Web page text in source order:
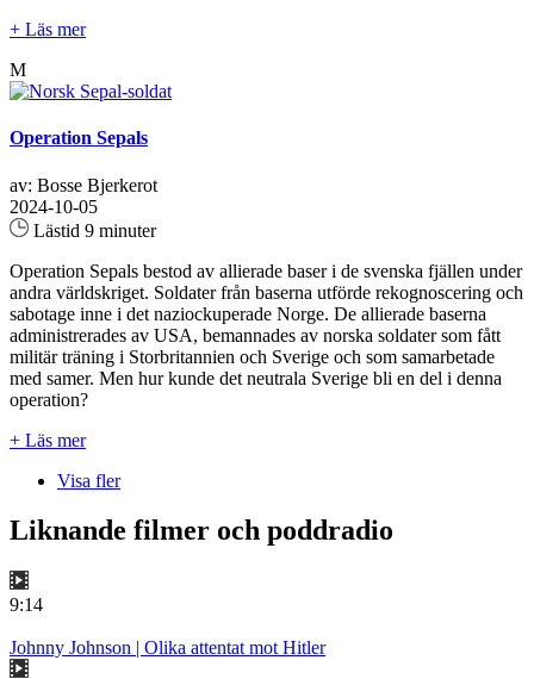
+ Läs mer
M
Operation Sepals
av: Bosse Bjerkerot
2024-10-05
Lästid 9 minuter
Operation Sepals bestod av allierade baser i de svenska fjällen under
andra världskriget. Soldater från baserna utförde rekognoscering och
sabotage inne i det naziockuperade Norge. De allierade baserna
administrerades av USA, bemannades av norska soldater som fått
militär träning i Storbritannien och Sverige och som samarbetade
med samer. Men hur kunde det neutrala Sverige bli en del i denna
operation?
+ Läs mer
Visa fler
Liknande filmer och poddradio
9:14
Johnny Johnson | Olika attentat mot Hitler